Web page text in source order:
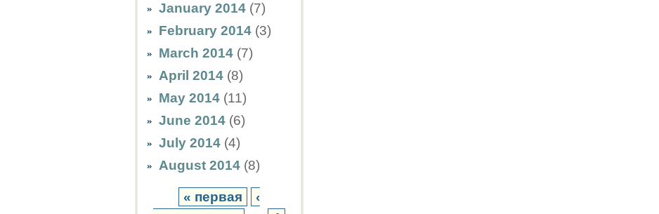
January 2014 (7)
February 2014 (3)
March 2014 (7)
April 2014 (8)
May 2014 (11)
June 2014 (6)
July 2014 (4)
August 2014 (8)
« первая
‹